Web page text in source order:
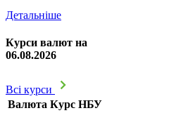
Детальніше
Курси валют на
06.08.2026
Всі курси
Валюта Курс НБУ